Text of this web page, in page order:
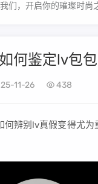
们，开启你的璀璨时尚
何鉴定lv包
11-26 438
辨别lv真假变得尤